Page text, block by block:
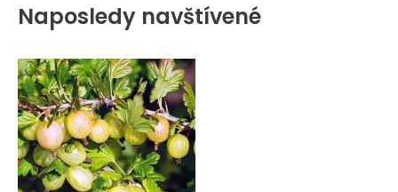
Naposledy navštívené